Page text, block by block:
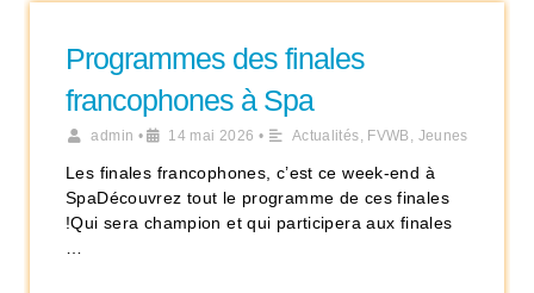
Programmes des finales
francophones à Spa
admin • 14 mai 2026 • Actualités, FVWB, Jeunes
Les finales francophones, c’est ce week-end à
SpaDécouvrez tout le programme de ces finales
!Qui sera champion et qui participera aux finales
…